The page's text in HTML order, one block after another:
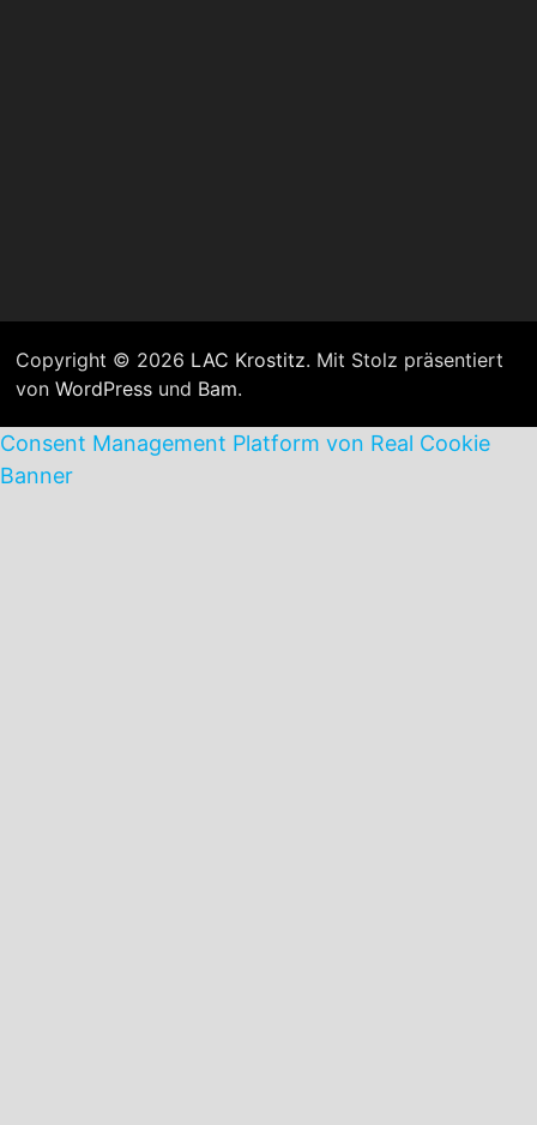
Copyright © 2026 LAC Krostitz. Mit Stolz präsentiert
von WordPressund Bam.
Consent Management Platform von Real Cookie
Banner